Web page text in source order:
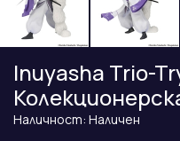
Inuyasha Trio-
Наличност: Наличен